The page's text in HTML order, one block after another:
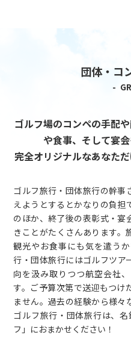
団体・コ
ゴルフ場のコンペの手配
や食事、そして宴
完全オリジナルなあなた
ゴルフ旅行・団体旅行の幹
えようとするとかなりの負
のほか、終了後の表彰式・宴
きことがたくさんあります。
観光やお食事にも気を遣う
行・団体旅行にはゴルフツア
向を汲み取りつつ航空会社
す。ご予算次第で送迎もつけ
ません。過去の経験から様々
ゴルフ旅行・団体旅行は、
フ」におまかせください！